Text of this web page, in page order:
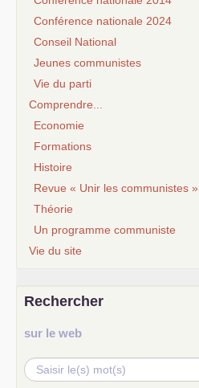
Conférence nationale 2024
Conseil National
Jeunes communistes
Vie du parti
Comprendre...
Economie
Formations
Histoire
Revue « Unir les communistes »
Théorie
Un programme communiste
Vie du site
Rechercher
sur le web